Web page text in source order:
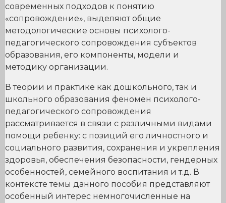
современных подходов к понятию
«сопровождение», выделяют общие
методологические основы психолого-
педагогического сопровождения субъектов
образования, его компоненты, модели и
методику организации.
В теории и практике как дошкольного, так и
школьного образования феномен психолого-
педагогического сопровождения
рассматривается в связи с различными видами
помощи ребенку: с позиций его личностного и
социального развития, сохранения и укрепления
здоровья, обеспечения безопасности, гендерных
особенностей, семейного воспитания и т.д. В
контексте темы данного пособия представляют
особенный интерес немногочисленные на